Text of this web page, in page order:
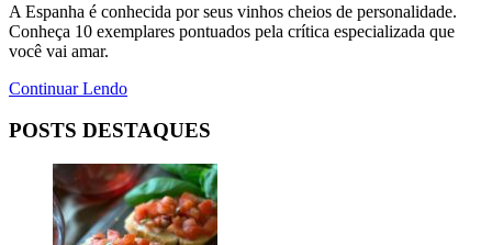
A Espanha é conhecida por seus vinhos cheios de personalidade.
Conheça 10 exemplares pontuados pela crítica especializada que
você vai amar.
Continuar Lendo
POSTS DESTAQUES